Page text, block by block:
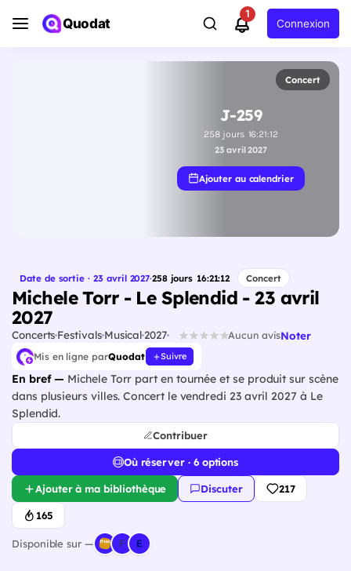
Quodat
1
Connexion
Concert
J-259
258 jours 16:21:11
23 avril 2027
Ajouter au calendrier
Date de sortie · 23 avril 2027·258 jours 16:21:11 Concert
Michele Torr - Le Splendid - 23 avril
2027
Concerts FestivalsMusical 2027 Aucun avisNoter
Mis en ligne parQuodat Suivre
En bref — Michele Torr part en tournée et se produit sur scène
dans plusieurs villes. Concert le vendredi 23 avril 2027 à Le
Splendid.
Contribuer
Où réserver · 6 options
Ajouter à ma bibliothèque Discuter 217
165
Disponible sur —